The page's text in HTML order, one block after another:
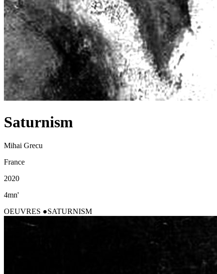
Saturnism
Mihai Grecu
France
2020
4mn'
OEUVRES
SATURNISM